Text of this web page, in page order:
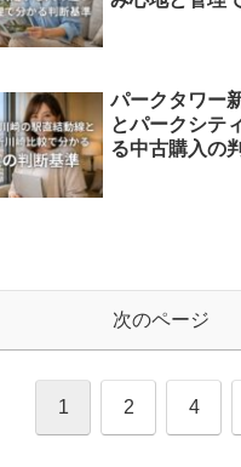
パークタワー
とパークシテ
る中古購入の
次のページ
1 2 4